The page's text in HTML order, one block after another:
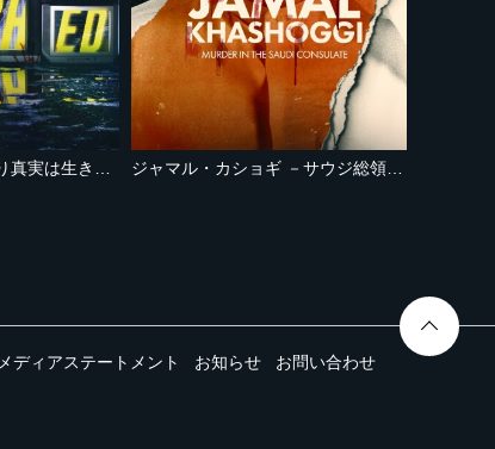
メディアステートメント お知らせ お問い合わせ